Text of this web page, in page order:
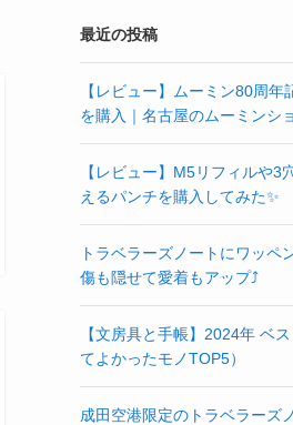
最近の投稿
【レビュー】ムーミン80周年
を購入｜名古屋のムーミンシ
【レビュー】M5リフィルや3
えるパンチを購入してみた✨
トラベラーズノートにワッペ
傷も隠せて愛着もアップ⤴️
【文房具と手帳】2024年 ベ
てよかったモノTOP5）
成田空港限定のトラベラーズ